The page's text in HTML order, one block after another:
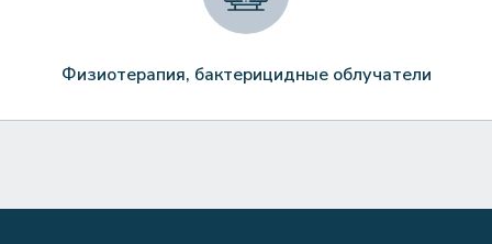
Физиотерапия, бактерицидные облучатели